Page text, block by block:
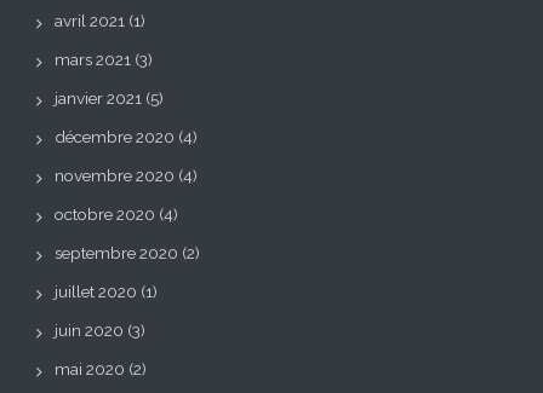
avril 2021 (1)
mars 2021 (3)
janvier 2021 (5)
décembre 2020 (4)
novembre 2020 (4)
octobre 2020 (4)
septembre 2020 (2)
juillet 2020 (1)
juin 2020 (3)
mai 2020 (2)